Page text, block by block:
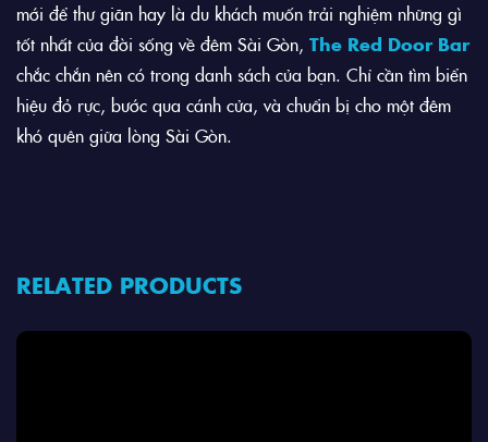
mới để thư giãn hay là du khách muốn trải nghiệm những gì
tốt nhất của đời sống về đêm Sài Gòn, The Red Door Bar
chắc chắn nên có trong danh sách của bạn. Chỉ cần tìm biển
hiệu đỏ rực, bước qua cánh cửa, và chuẩn bị cho một đêm
khó quên giữa lòng Sài Gòn.
RELATED PRODUCTS